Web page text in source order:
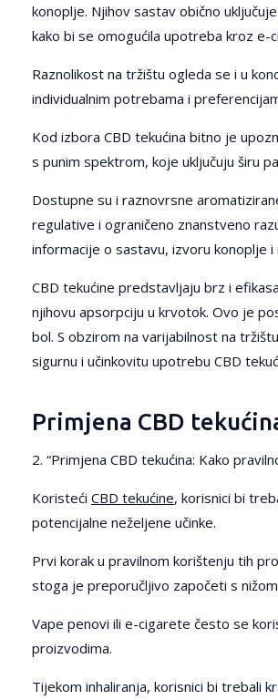
konoplje. Njihov sastav obično
kako bi se omogućila upotreba kroz e-
Raznolikost na tržištu ogleda se i u
individualnim potrebama i
Kod izbora CBD tekućina bitno je
s punim spektrom, koje uključuju širu
Dostupne su i raznovrsne
regulative i ograničeno znanstveno
informacije o sastavu, izvoru konoplje
CBD tekućine predstavljaju brz i
njihovu apsorpciju u krvotok. Ovo je
bol. S obzirom na varijabilnost na
sigurnu i učinkovitu upotrebu CBD
Primjena CBD
2. “Primjena CBD tekućina: Kako
Koristeći CBD tekućine, korisnici bi
potencijalne neželjene učinke.
Prvi korak u pravilnom korištenju tih
stoga je preporučljivo započeti s
Vape penovi ili e-cigarete često se
proizvodima.
Tijekom inhaliranja, korisnici bi trebali